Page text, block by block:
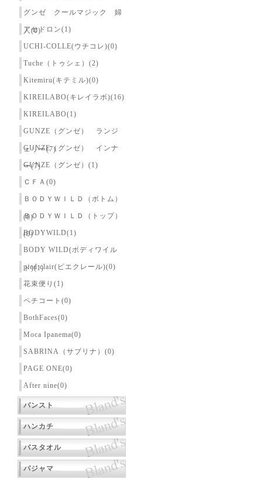
グンゼ クールマジック 婦
人(0)
アセドロン(1)
UCHI-COLLE(ウチコレ)(0)
Tuche（トゥシェ）(2)
Kitemiru(キテミル)(0)
KIREILABO(キレイラボ)(16)
KIREILABO(1)
GUNZE（グンゼ） ランジ
ェリー(7)
GUNZE（グンゼ） インナ
ー(7)
GUNZE（グンゼ）(1)
ＣＦＡ(0)
ＢＯＤＹＷＩＬＤ（ボトム）
(0)
ＢＯＤＹＷＩＬＤ（トップ）
(0)
BODYWILD(1)
BODY WILD(ボディワイル
ド)(1)
pied clair(ピエクレール)(0)
花束便り(1)
ペチコート(0)
BothFaces(0)
Moca Ipanema(0)
SABRINA（サブリナ）(0)
PAGE ONE(0)
After nine(0)
パンスト
ハンカチ
バスタオル
パジャマ